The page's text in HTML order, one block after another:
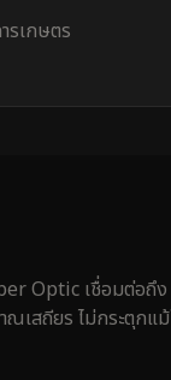
รเกษตร
Optic เชื่อมต่อถึง
เสถียร ไม่กระตุกแ